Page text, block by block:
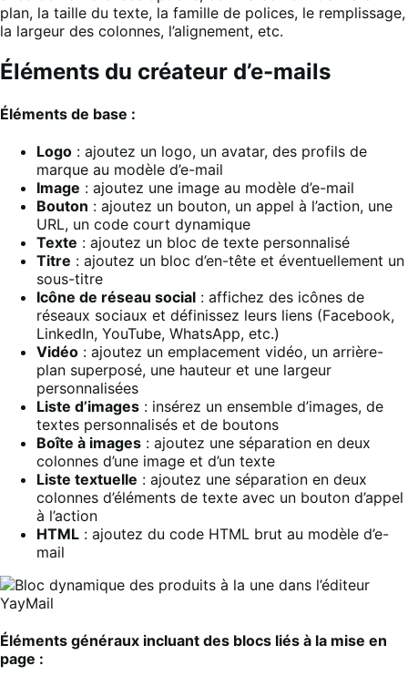
plan, la taille du texte, la famille de polices, le remplissage,
la largeur des colonnes, l’alignement, etc.
Éléments du créateur d’e-mails
Éléments de base :
Logo : ajoutez un logo, un avatar, des profils de
marque au modèle d’e-mail
Image : ajoutez une image au modèle d’e-mail
Bouton : ajoutez un bouton, un appel à l’action, une
URL, un code court dynamique
Texte : ajoutez un bloc de texte personnalisé
Titre : ajoutez un bloc d’en-tête et éventuellement un
sous-titre
Icône de réseau social : affichez des icônes de
réseaux sociaux et définissez leurs liens (Facebook,
LinkedIn, YouTube, WhatsApp, etc.)
Vidéo : ajoutez un emplacement vidéo, un arrière-
plan superposé, une hauteur et une largeur
personnalisées
Liste d’images : insérez un ensemble d’images, de
textes personnalisés et de boutons
Boîte à images : ajoutez une séparation en deux
colonnes d’une image et d’un texte
Liste textuelle : ajoutez une séparation en deux
colonnes d’éléments de texte avec un bouton d’appel
à l’action
HTML : ajoutez du code HTML brut au modèle d’e-
mail
Éléments généraux incluant des blocs liés à la mise en
page :